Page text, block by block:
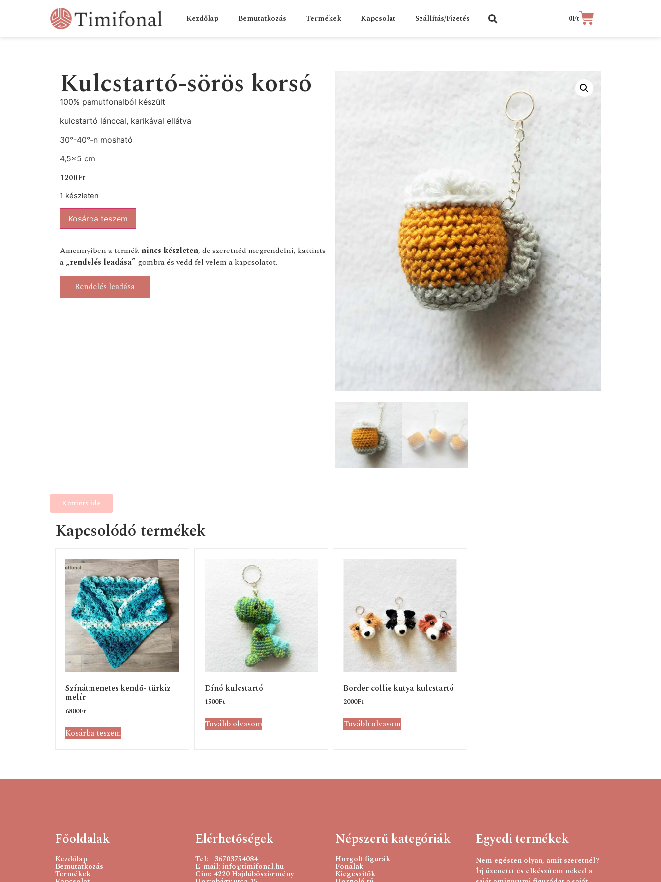
Kezdőlap Bemutatkozás Termékek Kapcsolat Szállítás/Fizetés 0Ft
Kulcstartó-sörös korsó
100% pamutfonalból készült
kulcstartó lánccal, karikával ellátva
30°-40°-n mosható
4,5×5 cm
1200Ft
1 készleten
Kosárba teszem
Amennyiben a termék nincs készleten, de szeretnéd megrendelni, kattints
a „rendelés leadása” gombra és vedd fel velem a kapcsolatot.
Rendelés leadása
Kattints ide
Kapcsolódó termékek
Színátmenetes kendő- türkiz
melír
6800Ft
Kosárba teszem
Dínó kulcstartó
1500Ft
Tovább olvasom
Border collie kutya kulcstartó
2000Ft
Tovább olvasom
Főoldalak
Kezdőlap
Bemutatkozás
Termékek
Elérhetőségek
Tel: +36703754084
E-mail: info@timifonal.hu
Cím: 4220 Hajdúböszörmény
Népszerű kategóriák
Horgolt figurák
Fonalak
Kiegészítők
Egyedi termékek
Nem egészen olyan, amit szeretnél?
Írj üzenetet és elkészítem neked a